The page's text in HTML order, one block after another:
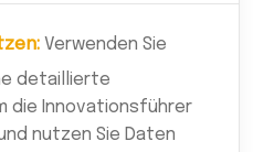
Verwenden Sie
detaillierte
die Innovationsführer
nutzen Sie Daten